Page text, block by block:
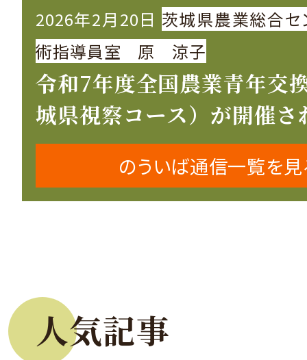
2026年2月20日 茨城県農業総合セ
術指導員室 原 涼子
令和7年度全国農業青年交
城県視察コース）が開催さ
のういば通信一覧を
人気記事